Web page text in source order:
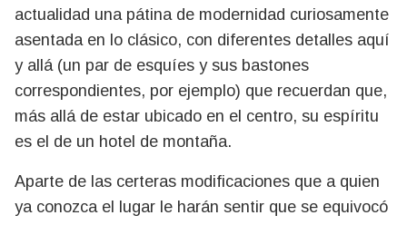
actualidad una pátina de modernidad curiosamente
asentada en lo clásico, con diferentes detalles aquí
y allá (un par de esquíes y sus bastones
correspondientes, por ejemplo) que recuerdan que,
más allá de estar ubicado en el centro, su espíritu
es el de un hotel de montaña.
Aparte de las certeras modificaciones que a quien
ya conozca el lugar le harán sentir que se equivocó